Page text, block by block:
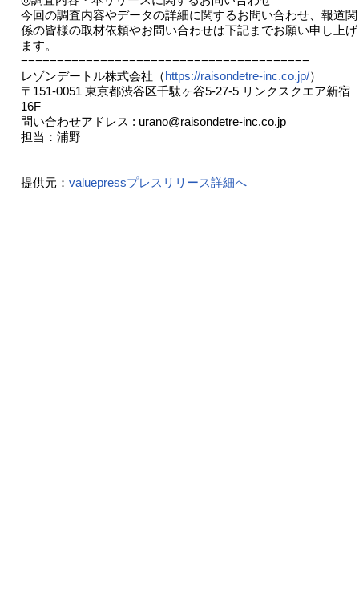
今回の調査内容やデータの詳細に関するお問い合わせ、報道関
係の皆様の取材依頼やお問い合わせは下記までお願い申し上げ
ます。
−−−−−−−−−−−−−−−−−−−−−−−−−−−−−−−−−−−−−−−−
レゾンデートル株式会社（https://raisondetre-inc.co.jp/）
〒151-0051 東京都渋谷区千駄ヶ谷5-27-5 リンクスクエア新宿
16F
問い合わせアドレス : urano@raisondetre-inc.co.jp
担当：浦野
提供元： valuepressプレスリリース詳細へ